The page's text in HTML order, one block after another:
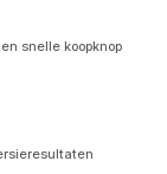
snelle koopknop